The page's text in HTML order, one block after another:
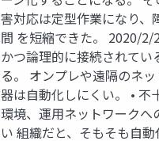
害対応は定型作業になり、
間 を短縮できた。 2020/2/
かつ論理的に接続されてい
る。 オンプレや遠隔のネ
器は自動化しにくい。 • 不
環境、運用ネットワークへ
い 組織だと、そもそも自動